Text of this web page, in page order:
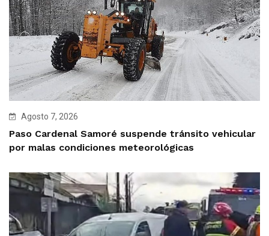
Agosto 7, 2026
Paso Cardenal Samoré suspende tránsito vehicular
por malas condiciones meteorológicas